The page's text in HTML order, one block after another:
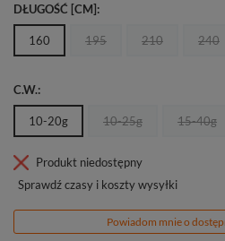
DŁUGOŚĆ [CM]
160 195 210 240
C.W.
10-20g 10-25g 15-40g
Produkt niedostępny
Sprawdź czasy i koszty wysyłki
Powiadom mnie o